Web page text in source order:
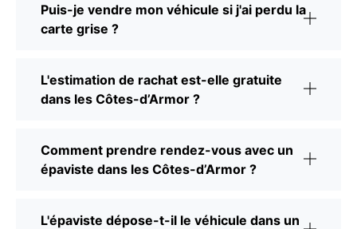
Puis-je vendre mon véhicule si j'ai perdu la
carte grise ?
L'estimation de rachat est-elle gratuite
dans les Côtes-d’Armor ?
Comment prendre rendez-vous avec un
épaviste dans les Côtes-d’Armor ?
L'épaviste dépose-t-il le véhicule dans un